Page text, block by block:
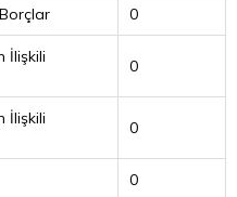
0
İlişkili
0
İlişkili
0
0